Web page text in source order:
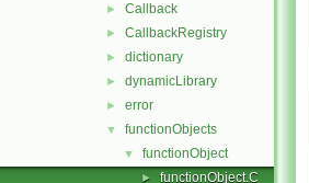
► Callback
► CallbackRegistry
► dictionary
► dynamicLibrary
► error
▼ functionObjects
▼ functionObject
► functionObject.C